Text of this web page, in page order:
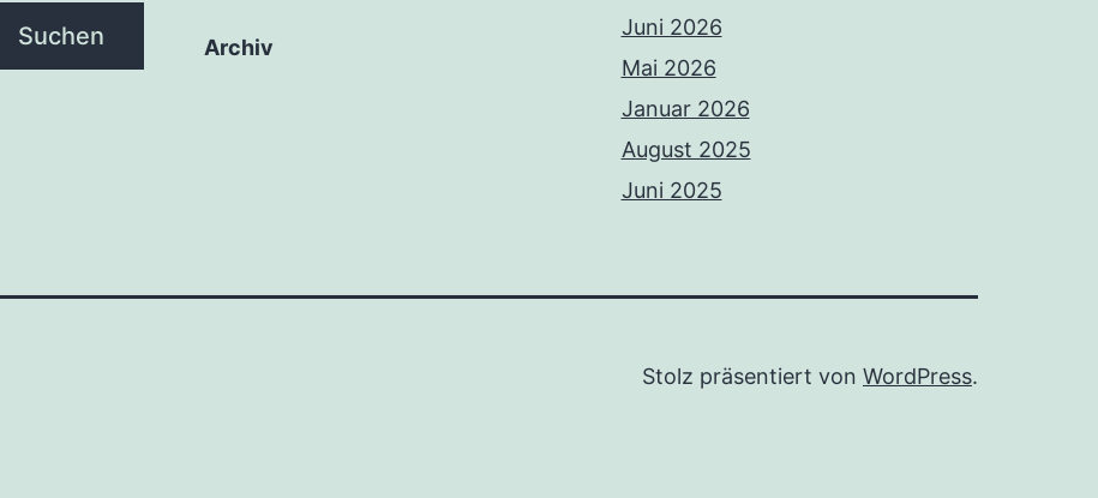
Suchen Archiv
Juni 2026
Mai 2026
Januar 2026
August 2025
Juni 2025
Stolz präsentiert von WordPress.